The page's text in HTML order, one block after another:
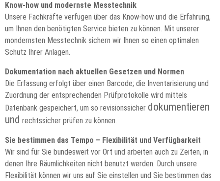
Know-how und modernste Messtechnik
Unsere Fachkräfte verfügen über das Know-how und die Erfahrung,
um Ihnen den benötigten Service bieten zu können. Mit unserer
mondernsten Messtechnik sichern wir Ihnen so einen optimalen
Schutz Ihrer Anlagen.
Dokumentation nach aktuellen Gesetzen und Normen
Die Erfassung erfolgt über einen Barcode; die Inventarisierung und
Zuordnung der entsprechenden Prüfprotokolle wird mittels
Datenbank gespeichert, um so revisionssicher dokumentieren
und rechtssicher prüfen zu können.
Sie bestimmen das Tempo – Flexibilität und Verfügbarkeit
Wir sind für Sie bundesweit vor Ort und arbeiten auch zu Zeiten, in
denen Ihre Räumlichkeiten nicht benutzt werden. Durch unsere
Flexibilität können wir uns auf Sie einstellen und Sie bestimmen das